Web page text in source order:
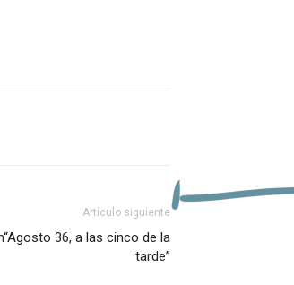
Artículo siguiente
36, a las cinco de la
tarde”